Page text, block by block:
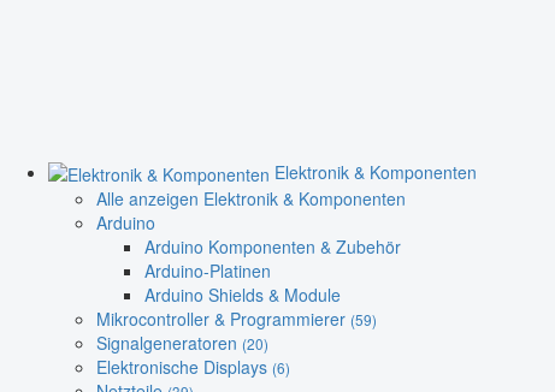
Elektronik & Komponenten
Alle anzeigen Elektronik & Komponenten
Arduino
Arduino Komponenten & Zubehör
Arduino-Platinen
Arduino Shields & Module
Mikrocontroller & Programmierer (59)
Signalgeneratoren (20)
Elektronische Displays (6)